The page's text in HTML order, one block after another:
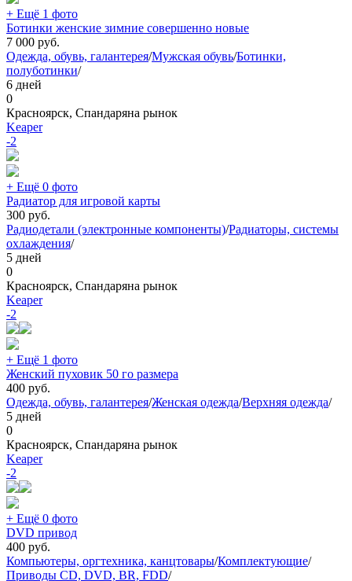
+ Ещё 1 фото
Ботинки женские зимние совершенно новые
7 000 руб.
Одежда, обувь, галантерея/Мужская обувь/Ботинки,
полуботинки/
6 дней
0
Красноярск, Спандаряна рынок
Keaper
-2
+ Ещё 0 фото
Радиатор для игровой карты
300 руб.
Радиодетали (электронные компоненты)/Радиаторы, системы
охлаждения/
5 дней
0
Красноярск, Спандаряна рынок
Keaper
-2
+ Ещё 1 фото
Женский пуховик 50 го размера
400 руб.
Одежда, обувь, галантерея/Женская одежда/Верхняя одежда/
5 дней
0
Красноярск, Спандаряна рынок
Keaper
-2
+ Ещё 0 фото
DVD привод
400 руб.
Компьютеры, оргтехника, канцтовары/Комплектующие/
Приводы CD, DVD, BR, FDD/